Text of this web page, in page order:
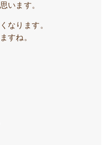
います。
なります。
すね。